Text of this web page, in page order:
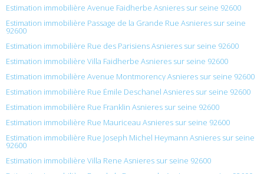
Estimation immobilière Avenue Faidherbe Asnieres sur seine 92600
Estimation immobilière Passage de la Grande Rue Asnieres sur seine
92600
Estimation immobilière Rue des Parisiens Asnieres sur seine 92600
Estimation immobilière Villa Faidherbe Asnieres sur seine 92600
Estimation immobilière Avenue Montmorency Asnieres sur seine 92600
Estimation immobilière Rue Émile Deschanel Asnieres sur seine 92600
Estimation immobilière Rue Franklin Asnieres sur seine 92600
Estimation immobilière Rue Mauriceau Asnieres sur seine 92600
Estimation immobilière Rue Joseph Michel Heymann Asnieres sur seine
92600
Estimation immobilière Villa Rene Asnieres sur seine 92600